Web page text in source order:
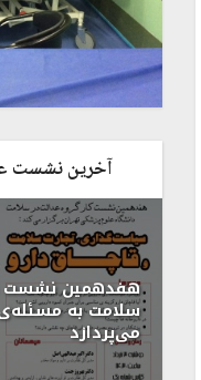
آخرین نشست
هفدهمین نشست
سلامت به
می‌پردازد